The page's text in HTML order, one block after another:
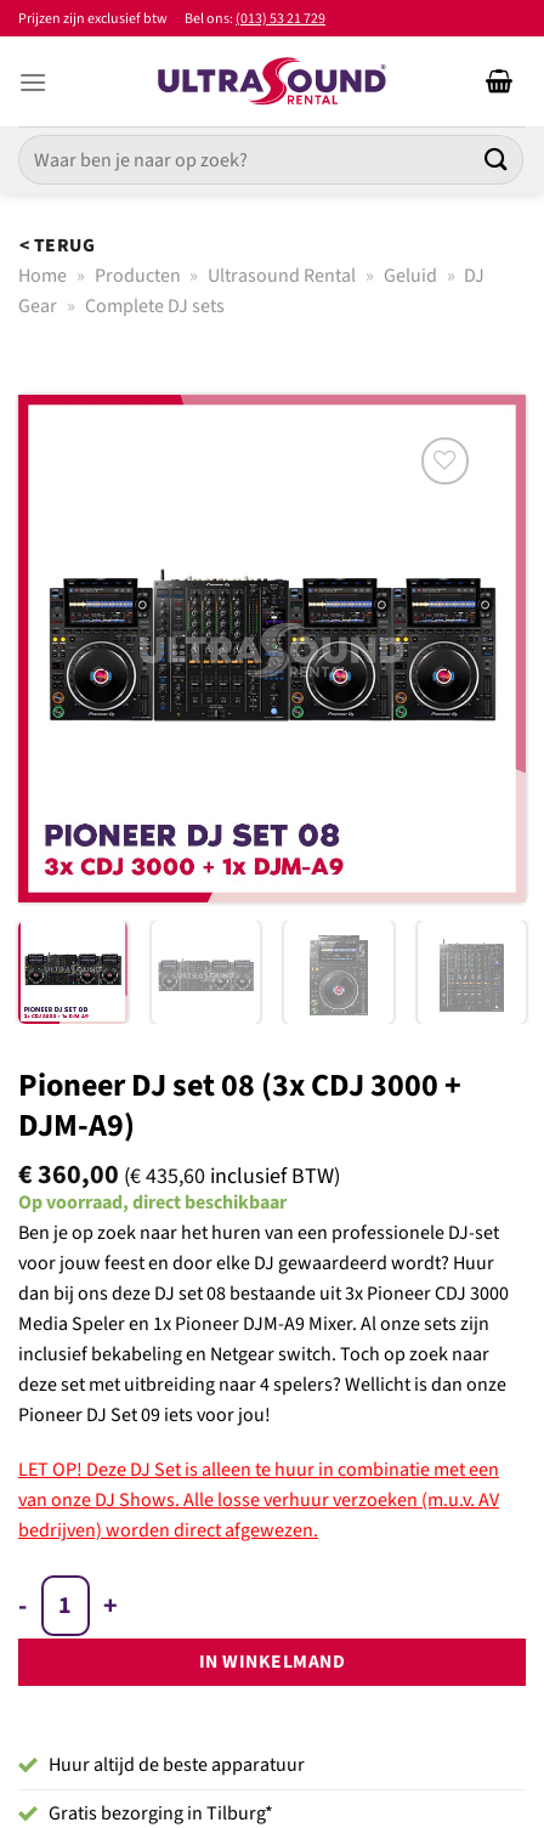
Ga
naar
inhoud
Prijzen zijn exclusief btw Bel ons:(013) 53 21 729
Zoeken
naar:
< TERUG
Home » Producten » Ultrasound Rental » Geluid » DJ
Gear » Complete DJ sets
aan
verlanglijst
Pioneer DJ set 08 (3x CDJ 3000 +
DJM-A9)
€360,00 (€435,60 inclusief BTW)
Op voorraad, direct beschikbaar
Ben je op zoek naar het huren van een professionele DJ-set
voor jouw feest en door elke DJ gewaardeerd wordt? Huur
dan bij ons deze DJ set 08 bestaande uit 3x Pioneer CDJ 3000
Media Speler en 1x Pioneer DJM-A9 Mixer. Al onze sets zijn
inclusief bekabeling en Netgear switch. Toch op zoek naar
deze set met uitbreiding naar 4 spelers? Wellicht is dan onze
Pioneer DJ Set 09 iets voor jou!
LET OP! Deze DJ Set is alleen te huur in combinatie met een
van onze DJ Shows. Alle losse verhuur verzoeken (m.u.v. AV
bedrijven) worden direct afgewezen.
Pioneer DJ set 08 (3x CDJ 3000 + DJM-A9) aantal
IN WINKELMAND
Huur altijd de beste apparatuur
Gratis bezorging in Tilburg*